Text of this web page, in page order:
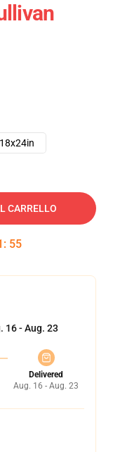
18x24in
CARRELLO
: 54
16 - Aug. 23
Delivered
Aug. 16 - Aug. 23